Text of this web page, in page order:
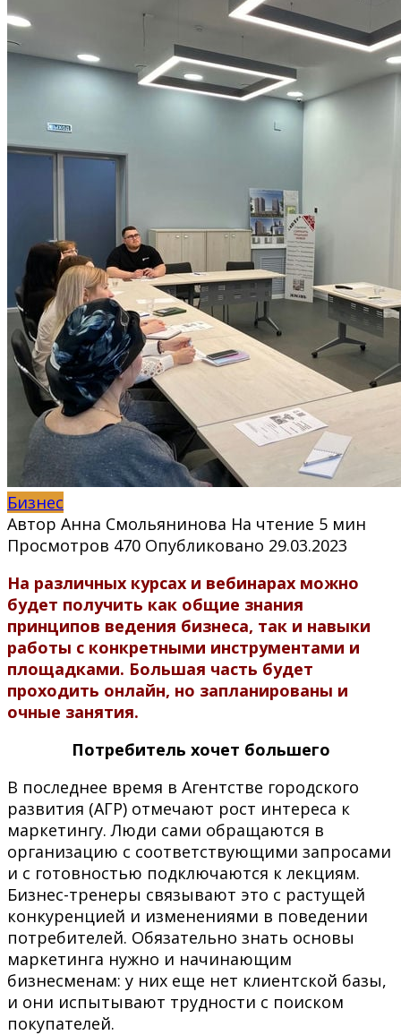
Бизнес
Автор Анна Смольянинова На чтение 5 мин
Просмотров 470 Опубликовано 29.03.2023
На различных курсах и вебинарах можно
будет получить как общие знания
принципов ведения бизнеса, так и навыки
работы с конкретными инструментами и
площадками. Большая часть будет
проходить онлайн, но запланированы и
очные занятия.
Потребитель хочет большего
В последнее время в Агентстве городского
развития (АГР) отмечают рост интереса к
маркетингу. Люди сами обращаются в
организацию с соответствующими запросами
и с готовностью подключаются к лекциям.
Бизнес-тренеры связывают это с растущей
конкуренцией и изменениями в поведении
потребителей. Обязательно знать основы
маркетинга нужно и начинающим
бизнесменам: у них еще нет клиентской базы,
и они испытывают трудности с поиском
покупателей.